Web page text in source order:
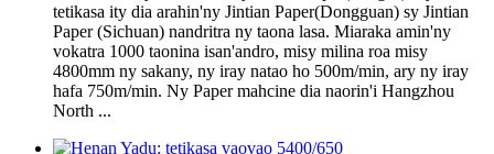
tetikasa ity dia arahin'ny Jintian Paper(Dongguan) sy Jintian
Paper (Sichuan) nandritra ny taona lasa. Miaraka amin'ny
vokatra 1000 taonina isan'andro, misy milina roa misy
4800mm ny sakany, ny iray natao ho 500m/min, ary ny iray
hafa 750m/min. Ny Paper mahcine dia naorin'i Hangzhou
North ...